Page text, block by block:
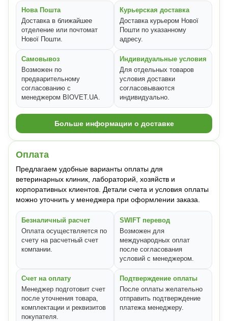
Нова Пошта
Доставка в ближайшее
отделение или почтомат
Нової Пошти.
Курьерская доставка
Доставка курьером Нової
Пошти по указанному
адресу.
Самовывоз
Возможен по
предварительному
согласованию с
менеджером BIOVET.UA.
Индивидуальные условия
Для отдельных товаров
условия доставки
согласовываются
индивидуально.
Больше информации о доставке
Оплата
Предлагаем удобные варианты оплаты для
ветеринарных клиник, лабораторий, хозяйств и
корпоративных клиентов. Детали счета и условия оплаты
можно уточнить у менеджера при оформлении заказа.
Безналичный расчет
Оплата осуществляется по
счету на расчетный счет
компании.
SWIFT перевод
Возможен для
международных оплат
после согласования
условий с менеджером.
Счет на оплату
Менеджер подготовит счет
после уточнения товара,
комплектации и реквизитов
покупателя.
Подтверждение оплаты
После оплаты желательно
отправить подтверждение
платежа менеджеру.